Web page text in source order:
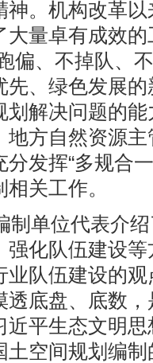
神。机构改革
大量卓有成效
偏、不掉队、
先、绿色发展
划解决问题的
地方自然资源
分发挥“多规合
关工作。
制单位代表介
强化队伍建设
业队伍建设的
透底盘、底数
平生态文明
土空间规划编